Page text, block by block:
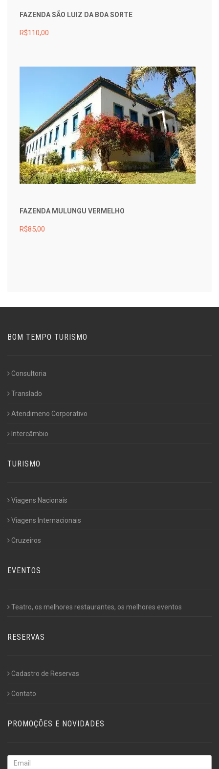
FAZENDA SÃO LUIZ DA BOA SORTE
R$110,00
FAZENDA MULUNGU VERMELHO
R$85,00
BOM TEMPO TURISMO
Consultoria
Translado
Atendimeno Corporativo
Intercâmbio
TURISMO
Viagens Nacionais
Viagens Internacionais
Cruzeiros
EVENTOS
Teatro, os melhores restaurantes, os melhores eventos
RESERVAS
Cadastro de Reservas
Contato
PROMOÇÕES E NOVIDADES